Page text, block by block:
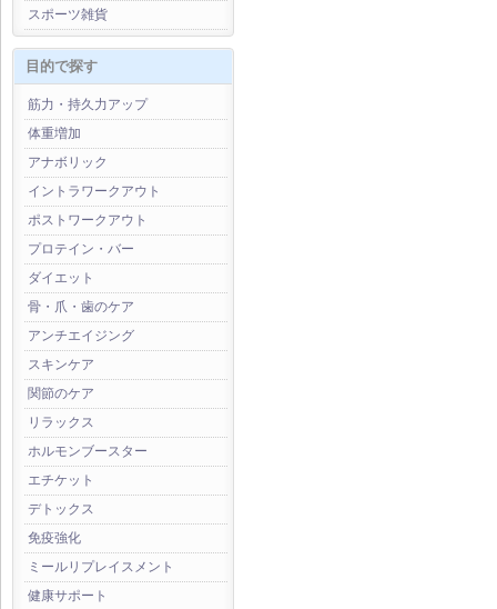
スポーツ雑貨
目的で探す
筋力・持久力アップ
体重増加
アナボリック
イントラワークアウト
ポストワークアウト
プロテイン・バー
ダイエット
骨・爪・歯のケア
アンチエイジング
スキンケア
関節のケア
リラックス
ホルモンブースター
エチケット
デトックス
免疫強化
ミールリプレイスメント
健康サポート